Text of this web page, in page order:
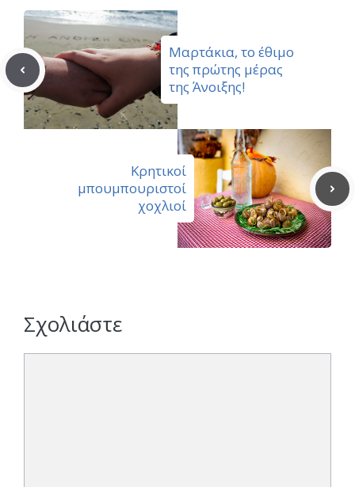
Μαρτάκια, το έθιμο
της πρώτης μέρας
της Άνοιξης!
Κρητικοί
μπουμπουριστοί
χοχλιοί
Σχολιάστε